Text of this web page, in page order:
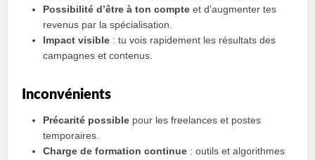
Possibilité d’être à ton compte et d’augmenter tes
revenus par la spécialisation.
Impact visible : tu vois rapidement les résultats des
campagnes et contenus.
Inconvénients
Précarité possible pour les freelances et postes
temporaires.
Charge de formation continue : outils et algorithmes